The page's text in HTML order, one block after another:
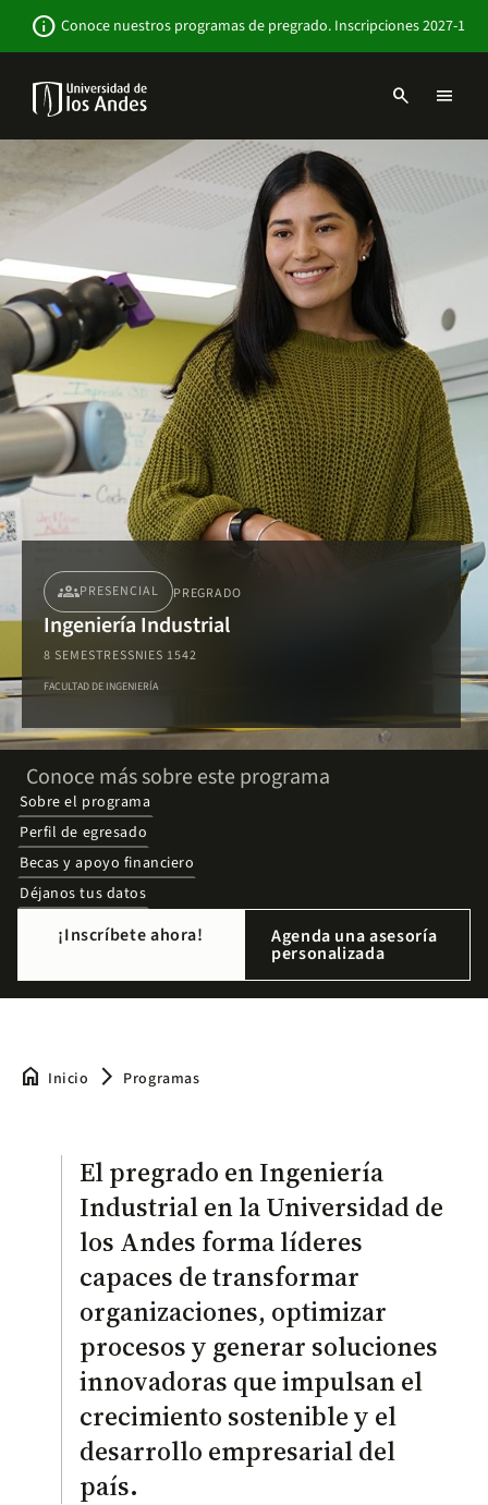
contenido
info Conoce nuestros programas de pregrado. Inscripciones 2027-1
Navbar
-
Sitio
search menu
groupsPRESENCIAL PREGRADO
Ingeniería Industrial
8 SEMESTRESSNIES 1542
FACULTAD DE INGENIERÍA
Conoce más sobre este programa
Sobre el programa
Perfil de egresado
Becas y apoyo financiero
Déjanos tus datos
¡Inscríbete ahora! Agenda una asesoría
personalizada
home Inicio arrow_forward_ios Programas
El pregrado en Ingeniería
Industrial en la Universidad de
los Andes forma líderes
capaces de transformar
organizaciones, optimizar
procesos y generar soluciones
innovadoras que impulsan el
crecimiento sostenible y el
desarrollo empresarial del
país.